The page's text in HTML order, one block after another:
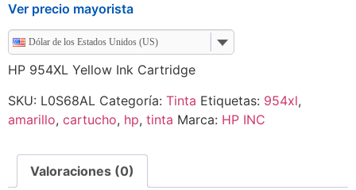
Ver precio mayorista
Dólar de los Estados Unidos (US)
HP 954XL Yellow Ink Cartridge
SKU: L0S68AL Categoría: Tinta Etiquetas: 954xl,
amarillo, cartucho, hp, tinta Marca: HP INC
Valoraciones (0)